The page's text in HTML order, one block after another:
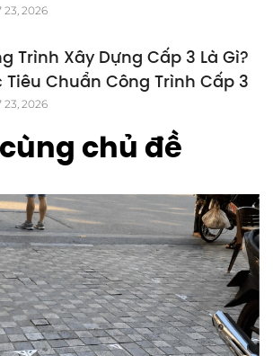
23, 2026
Trình Xây Dựng Cấp 3 Là Gì?
Tiêu Chuẩn Công Trình Cấp 3
23, 2026
chủ đề